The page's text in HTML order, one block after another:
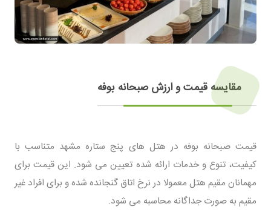
مقایسه قیمت و ارزش صبحانه بوفه
قیمت صبحانه بوفه در هتل های پنج ستاره مشهد متناسب با
کیفیت، تنوع و خدمات ارائه شده تعیین می شود. این قیمت برای
مهمانان مقیم هتل معمولا در نرخ اتاق گنجانده شده و برای افراد غیر
مقیم به صورت جداگانه محاسبه می شود.